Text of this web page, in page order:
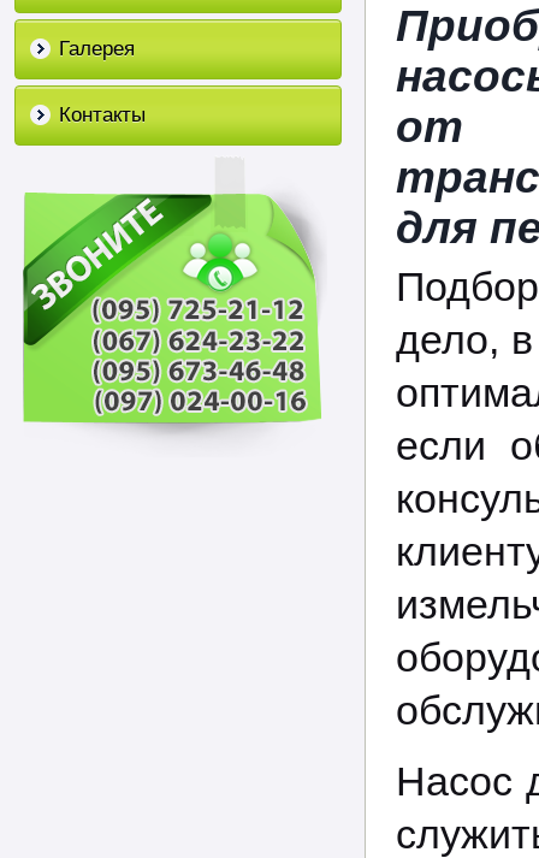
Галерея
Контакты
от
для
дело,
если
Насос